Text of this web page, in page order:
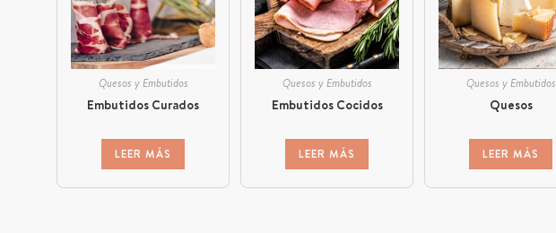
Quesos y Embutidos
Embutidos Curados
LEER MÁS
Quesos y Embutidos
Embutidos Cocidos
LEER MÁS
Quesos y Embutidos
Quesos
LEER MÁS